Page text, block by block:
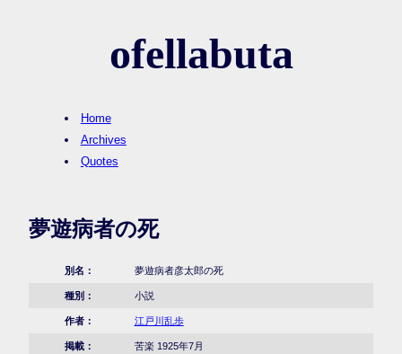
ofellabuta
Home
Archives
Quotes
夢遊病者の死
別名： 夢遊病者彦太郎の死
種別： 小説
作者： 江戸川乱歩
掲載： 苦楽 1925年7月